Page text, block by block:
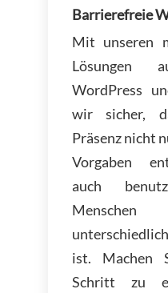
Barrierefreie
Mit unseren
Lösungen
WordPress
wir sicher,
Präsenz nicht
Vorgaben
auch
ist. Machen
Schritt zu